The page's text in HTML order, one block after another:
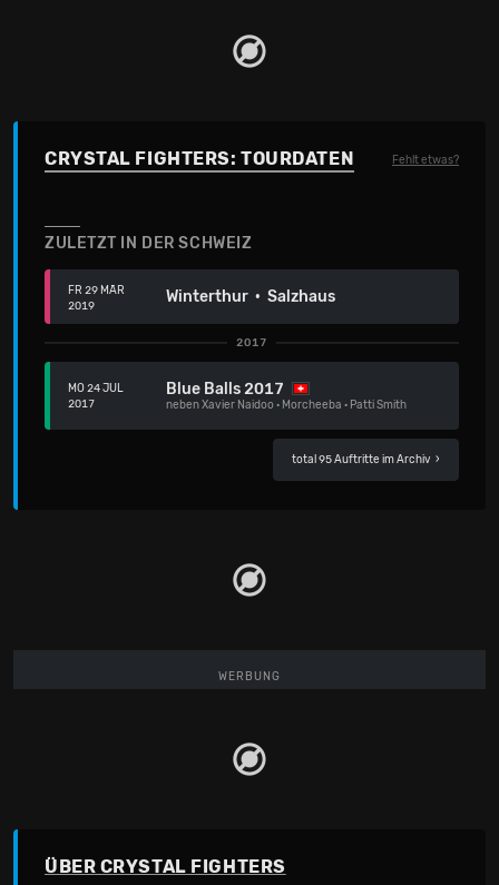
CRYSTAL FIGHTERS: TOURDATEN Fehlt etwas?
ZULETZT IN DER SCHWEIZ
FR 29 MÄR
2019
Winterthur · Salzhaus
2017
MO 24 JUL
2017
Blue Balls 2017
nebenXavier Naidoo · Morcheeba · Patti Smith
total 95 Auftritte im Archiv ›
WERBUNG
ÜBER CRYSTAL FIGHTERS